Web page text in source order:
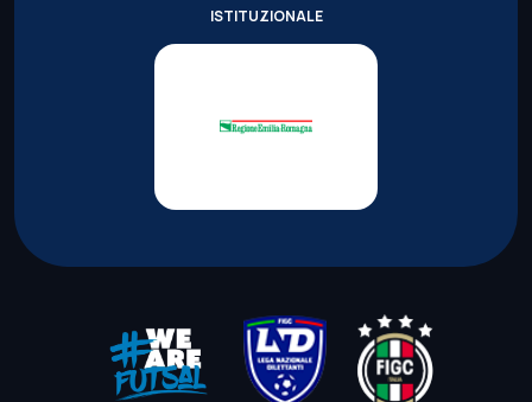
ISTITUZIONALE